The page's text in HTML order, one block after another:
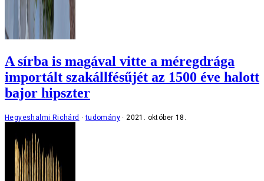
A sírba is magával vitte a méregdrága
importált szakállfésűjét az 1500 éve halott
bajor hipszter
Hegyeshalmi Richárd tudomány 2021. október 18.